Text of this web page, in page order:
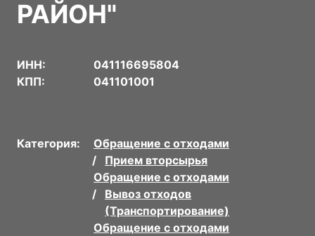
РАЙОН"
ИНН:
041116695804
КПП:
041101001
Категория:
Обращение с отходами
Прием вторсырья
Обращение с отходами
Вывоз отходов
(Транспортирование)
Обращение с отходами